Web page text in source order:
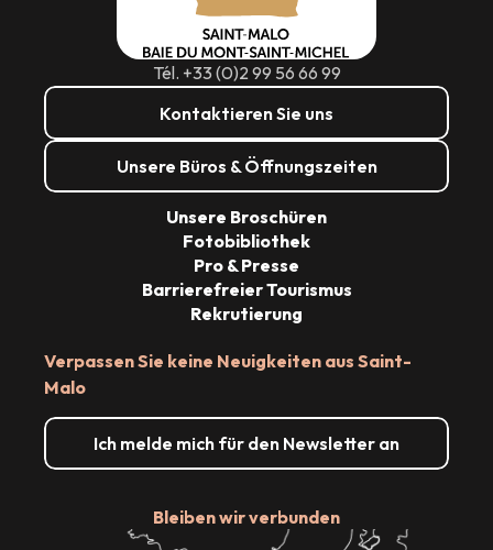
Tél. +33 (0)2 99 56 66 99
Kontaktieren Sie uns
Unsere Büros & Öffnungszeiten
Verpassen Sie keine Neuigkeiten aus Saint-
Malo
Ich melde mich für den Newsletter an
Bleiben wir verbunden
Unsere Broschüren
Fotobibliothek
Pro & Presse
Barrierefreier Tourismus
Rekrutierung